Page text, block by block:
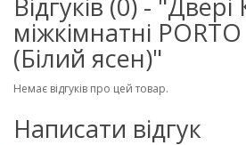
міжкімнатні PORTO
(Білий ясен)"
Немає відгуків про цей товар.
Написати відгук